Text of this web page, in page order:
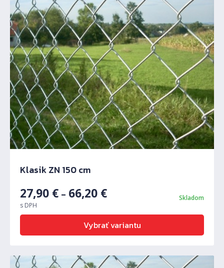
Klasik ZN 150 cm
27,90 € – 66,20 €
s DPH
Skladom
Vybrať variantu